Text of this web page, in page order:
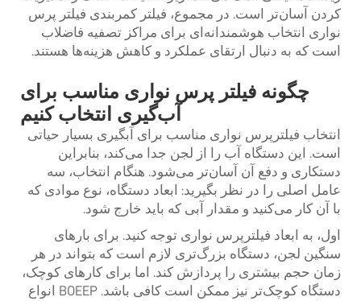
کردن آسان‌تر است. در مجموع، فیلتر کمربندی فیلتر پرس
نواری انتخاب هوشمندانه‌ای برای مراکز تصفیه فاضلاب
است که به دنبال ارتقای عملکرد و کاهش هزینه‌ها هستند.
چگونه فیلتر پرس نواری مناسب برای
آب‌گیری انتخاب کنیم
انتخاب فیلترپرس نواری مناسب برای آبگیری بسیار حیاتی
است. این دستگاه آب را از لجن جدا می‌کند، بنابراین
دستکاری و دفع آن آسان‌تر می‌شود. هنگام انتخاب، سه
عامل اصلی را در نظر بگیرید: ابعاد دستگاه، نوع موادی که
با آن کار می‌کنید و مقدار آبی که باید خارج شود.
اول، به ابعاد فیلترپرس نواری توجه کنید. برای بارهای
سنگین لجن، دستگاه بزرگ‌تری لازم است که بتواند در هر
زمان حجم بیشتری را پردازش کند. اما برای کارهای کوچک،
دستگاه کوچک‌تر نیز ممکن است کافی باشد. BOEEP انواع